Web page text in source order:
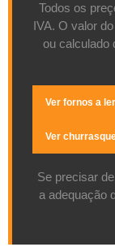
Todos os
IVA. O valor
ou calculado
Ver fornos a
Ver
Se precisar
a adequação